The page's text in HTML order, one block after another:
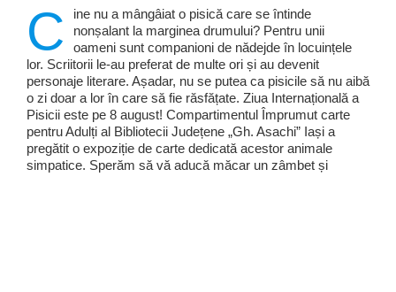
C
ine nu a mângâiat o pisică care se întinde
nonșalant la marginea drumului? Pentru unii
oameni sunt companioni de nădejde în locuințele
lor. Scriitorii le-au preferat de multe ori și au devenit
personaje literare. Așadar, nu se putea ca pisicile să nu aibă
o zi doar a lor în care să fie răsfățate. Ziua Internațională a
Pisicii este pe 8 august! Compartimentul Împrumut carte
pentru Adulți al Bibliotecii Județene „Gh. Asachi” Iași a
pregătit o expoziție de carte dedicată acestor animale
simpatice. Sperăm să vă aducă măcar un zâmbet și